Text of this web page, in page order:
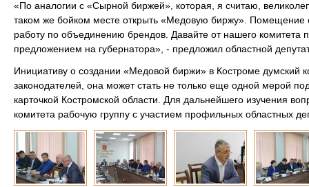
«По аналогии с «Сырной биржей», которая, я считаю,
таком же бойком месте открыть «Медовую биржу».
работу по объединению брендов. Давайте от нашего комитета
предложением на губернатора», - предложил областной
Инициативу о создании «Медовой биржи» в Костроме
законодателей, она может стать не только еще одной мерой
карточкой Костромской области. Для дальнейшего изучения
комитета рабочую группу с участием профильных областных